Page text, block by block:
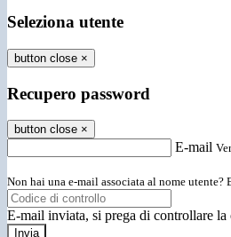
Seleziona utente
button close ×
Recupero password
button close ×
E-mail
Non hai una e-mail associata al nome
E-mail inviata, si prega di controllare la